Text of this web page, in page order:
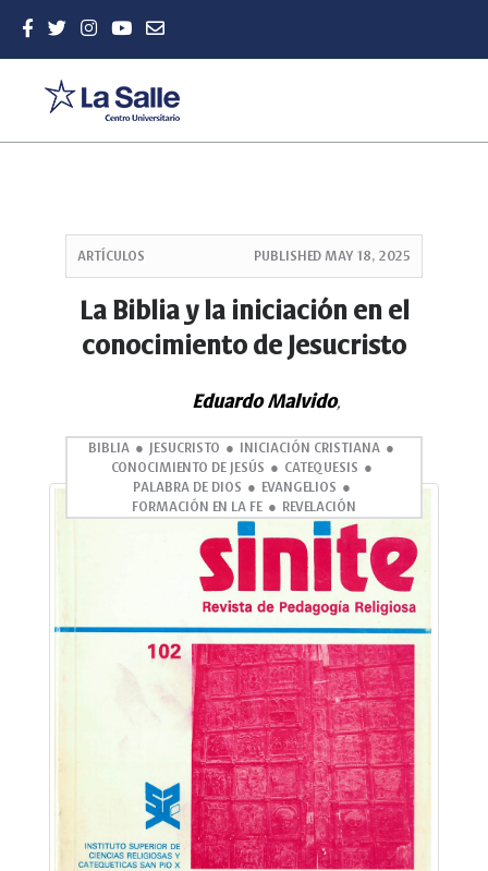
Sidebar
ARTÍCULOS PUBLISHED MAY 18, 2025
La Biblia y la iniciación en el
conocimiento de Jesucristo
Eduardo Malvido,
BIBLIA JESUCRISTO
INICIACIÓN CRISTIANA
CONOCIMIENTO DE JESÚS
CATEQUESIS
PALABRA DE DIOS
EVANGELIOS
FORMACIÓN EN LA FE
REVELACIÓN